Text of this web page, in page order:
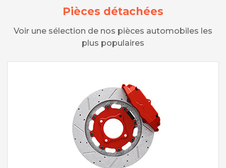
Pièces détachées
Voir une sélection de nos pièces automobiles les
plus populaires